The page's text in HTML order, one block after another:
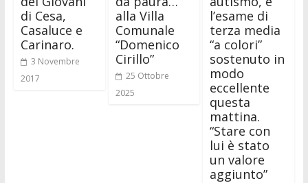
di Cesa,
Casaluce e
Carinaro.
3 Novembre
2017
alla Villa
Comunale
“Domenico
Cirillo”
25 Ottobre
2025
l’esame di
terza media
“a colori”
sostenuto in
modo
eccellente
questa
mattina.
“Stare con
lui è stato
un valore
aggiunto”